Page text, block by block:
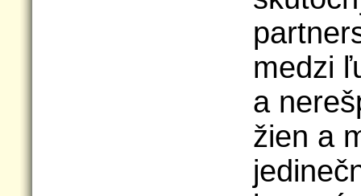
medzi
a
žien a